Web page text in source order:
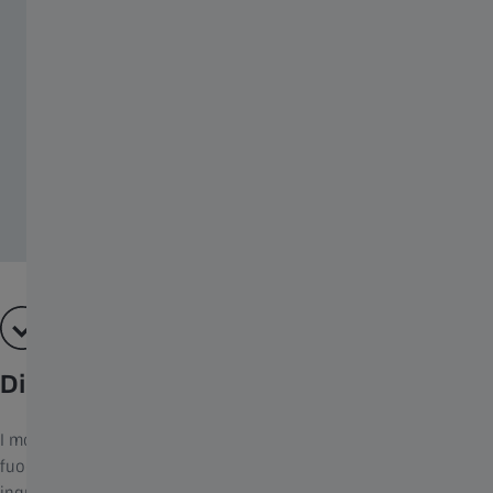
Distanza ravvicinata
I modelli Mono 4×12 T* e 6×18 T*, con le loro capacità di messa a
fuoco ravvicinata, sono adatti anche all’uso come lente di